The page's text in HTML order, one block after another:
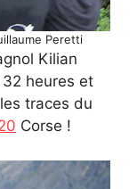
Peretti
Kilian
heures et
traces du
Corse !